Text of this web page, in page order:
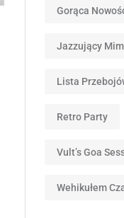
Gorąca
Jazzujący
Lista
Retro Party
Vult’s Goa
Wehikułem